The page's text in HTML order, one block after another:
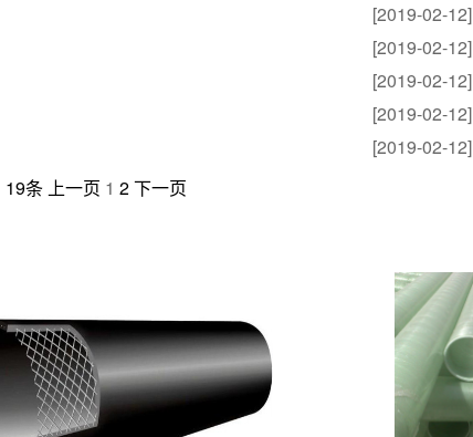
[2019-02-12]
[2019-02-12]
[2019-02-12]
[2019-02-12]
[2019-02-12]
19条 上一页 1 2下一页